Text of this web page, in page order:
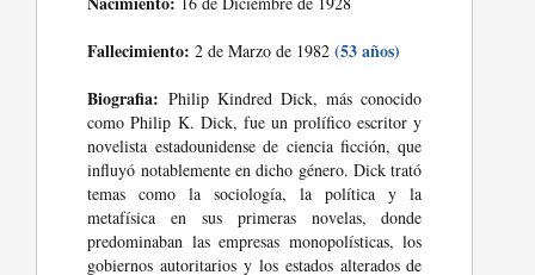
Fallecimiento: 2 de Marzo de 1982(53 años)
Biografia: Philip Kindred Dick, más conocido
como Philip K. Dick, fue un prolífico escritor y
novelista estadounidense de ciencia ficción, que
influyó notablemente en dicho género. Dick trató
temas como la sociología, la política y la
metafísica en sus primeras novelas, donde
predominaban las empresas monopolísticas, los
gobiernos autoritarios y los estados alterados de